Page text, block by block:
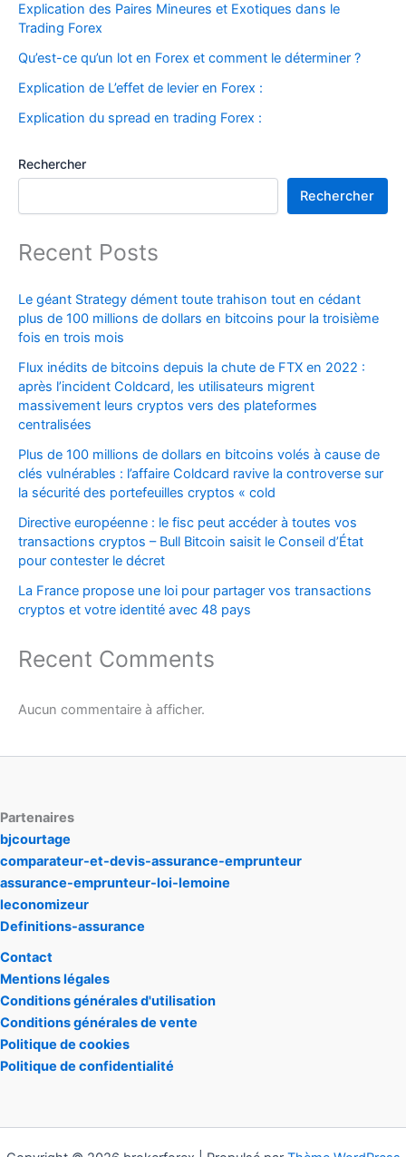
Explication des Paires Mineures et Exotiques dans le
Trading Forex
Qu’est-ce qu’un lot en Forex et comment le déterminer ?
Explication de L’effet de levier en Forex :
Explication du spread en trading Forex :
Rechercher
Rechercher
Recent Posts
Le géant Strategy dément toute trahison tout en cédant
plus de 100 millions de dollars en bitcoins pour la troisième
fois en trois mois
Flux inédits de bitcoins depuis la chute de FTX en 2022 :
après l’incident Coldcard, les utilisateurs migrent
massivement leurs cryptos vers des plateformes
centralisées
Plus de 100 millions de dollars en bitcoins volés à cause de
clés vulnérables : l’affaire Coldcard ravive la controverse sur
la sécurité des portefeuilles cryptos « cold
Directive européenne : le fisc peut accéder à toutes vos
transactions cryptos – Bull Bitcoin saisit le Conseil d’État
pour contester le décret
La France propose une loi pour partager vos transactions
cryptos et votre identité avec 48 pays
Recent Comments
Aucun commentaire à afficher.
Partenaires
bjcourtage
comparateur-et-devis-assurance-emprunteur
assurance-emprunteur-loi-lemoine
leconomizeur
Definitions-assurance
Contact
Mentions légales
Conditions générales d'utilisation
Conditions générales de vente
Politique de cookies
Politique de confidentialité